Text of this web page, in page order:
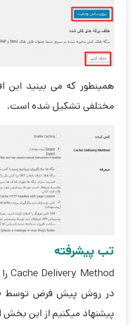
همینطور که می بینید این
مختلفی تشکیل شده است.
تب پیشرفته
پیشنهاد میکنیم از این بخش